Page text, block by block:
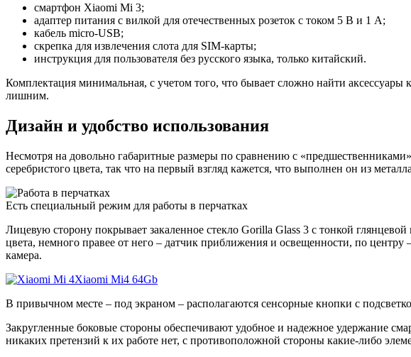
смартфон Xiaomi Mi 3;
адаптер питания с вилкой для отечественных розеток с током 5 В и 1 А;
кабель micro-USB;
скрепка для извлечения слота для SIM-карты;
инструкция для пользователя без русского языка, только китайский.
Комплектация минимальная, с учетом того, что бывает сложно найти
лишним.
Дизайн и удобство использования
Несмотря на довольно габаритные размеры по сравнению с
серебристого цвета, так что на первый взгляд кажется, что выполнен он из
Есть специальный режим для работы в перчатках
Лицевую сторону покрывает закаленное стекло Gorilla Glass 3 с тонкой
цвета, немного правее от него – датчик приближения и освещенности, по
камера.
Xiaomi Mi4 64Gb
В привычном месте – под экраном – располагаются сенсорные кнопки с
Закругленные боковые стороны обеспечивают удобное и надежное удержание
никаких претензий к их работе нет, с противоположной стороны какие-либо